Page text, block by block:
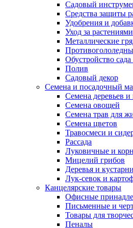
Садовый
Средства защиты
Удобрения и
Уход за растениями
Металлические
Обустройство сада
Полив
Садовый декор
Семена и посадочный
Семена деревьев и
Семена овощей
Семена трав для
Семена цветов
Травосмеси и
Рассада
Луковичные и
Мицелий грибов
Деревья и
Лук-севок и
Канцелярские товары
Офисные
Письменные и
Товары для
Пеналы